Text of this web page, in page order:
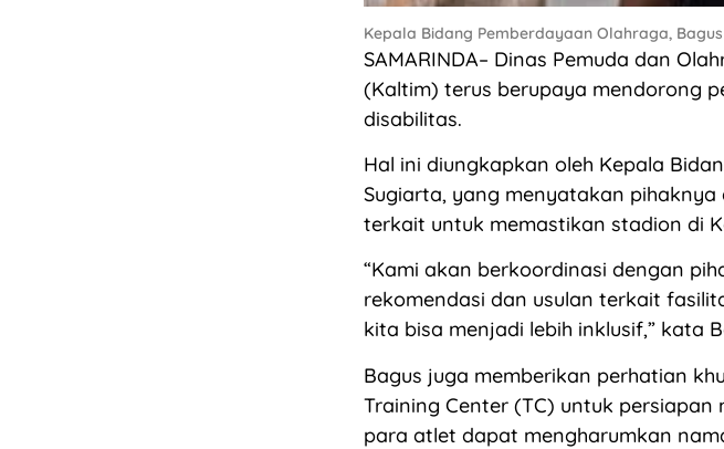
Kepala Bidang Pemberdayaan Olahraga,
SAMARINDA– Dinas Pemuda dan
(Kaltim) terus berupaya mendorong
disabilitas.
Hal ini diungkapkan oleh Kepala
Sugiarta, yang menyatakan
terkait untuk memastikan stadion di
“Kami akan berkoordinasi dengan
rekomendasi dan usulan terkait
kita bisa menjadi lebih inklusif,” kata
Bagus juga memberikan perhatian
Training Center (TC) untuk persiapan
para atlet dapat mengharumkan